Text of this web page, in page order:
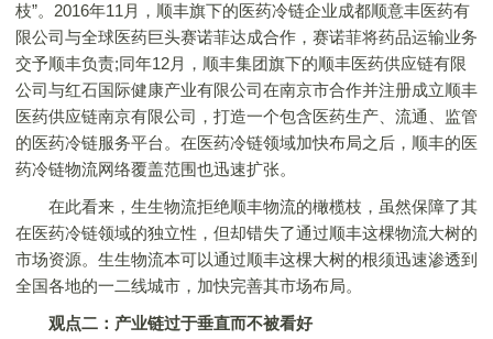
枝”。2016年11月，顺丰旗下的医药冷链企业成都顺意丰医药有
限公司与全球医药巨头赛诺菲达成合作，赛诺菲将药品运输业务
交予顺丰负责;同年12月，顺丰集团旗下的顺丰医药供应链有限
公司与红石国际健康产业有限公司在南京市合作并注册成立顺丰
医药供应链南京有限公司，打造一个包含医药生产、流通、监管
的医药冷链服务平台。在医药冷链领域加快布局之后，顺丰的医
药冷链物流网络覆盖范围也迅速扩张。
在此看来，生生物流拒绝顺丰物流的橄榄枝，虽然保障了其
在医药冷链领域的独立性，但却错失了通过顺丰这棵物流大树的
市场资源。生生物流本可以通过顺丰这棵大树的根须迅速渗透到
全国各地的一二线城市，加快完善其市场布局。
观点二：产业链过于垂直而不被看好